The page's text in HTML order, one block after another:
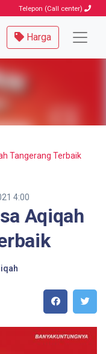
Telepon (Call center)
Harga
Tangerang Terbaik
4:00
Aqiqah